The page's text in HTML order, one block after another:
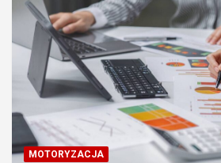
MOTORYZACJA